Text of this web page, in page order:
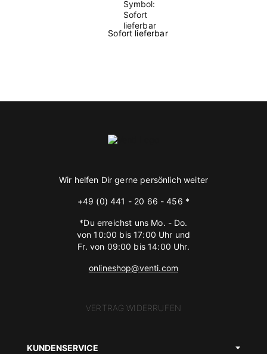
Sofort lieferbar
Wir helfen Dir gerne persönlich weiter
+49 (0) 441 - 20 66 - 456 *
*Du erreichst uns Mo. - Do.
von 10:00 bis 17:00 Uhr und
Fr. von 09:00 bis 14:00 Uhr.
onlineshop@venti.com
VERTRAG WIDERRUFEN
KUNDENSERVICE